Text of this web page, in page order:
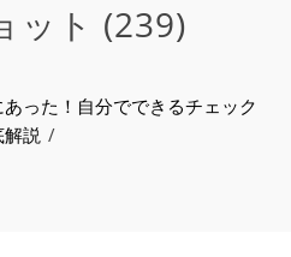
ット (239)
った！自分でできるチェック
解説